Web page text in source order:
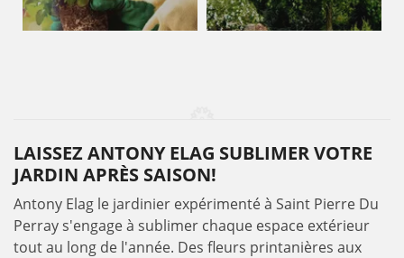
LAISSEZ ANTONY ELAG SUBLIMER VOTRE
JARDIN APRÈS SAISON!
Antony Elag le jardinier expérimenté à Saint Pierre Du
Perray s'engage à sublimer chaque espace extérieur
tout au long de l'année. Des fleurs printanières aux